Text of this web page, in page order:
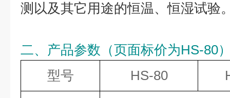
测以及其它用途的恒温、恒湿试验
二、产品参数（页面标价为HS-80
型号
HS-80